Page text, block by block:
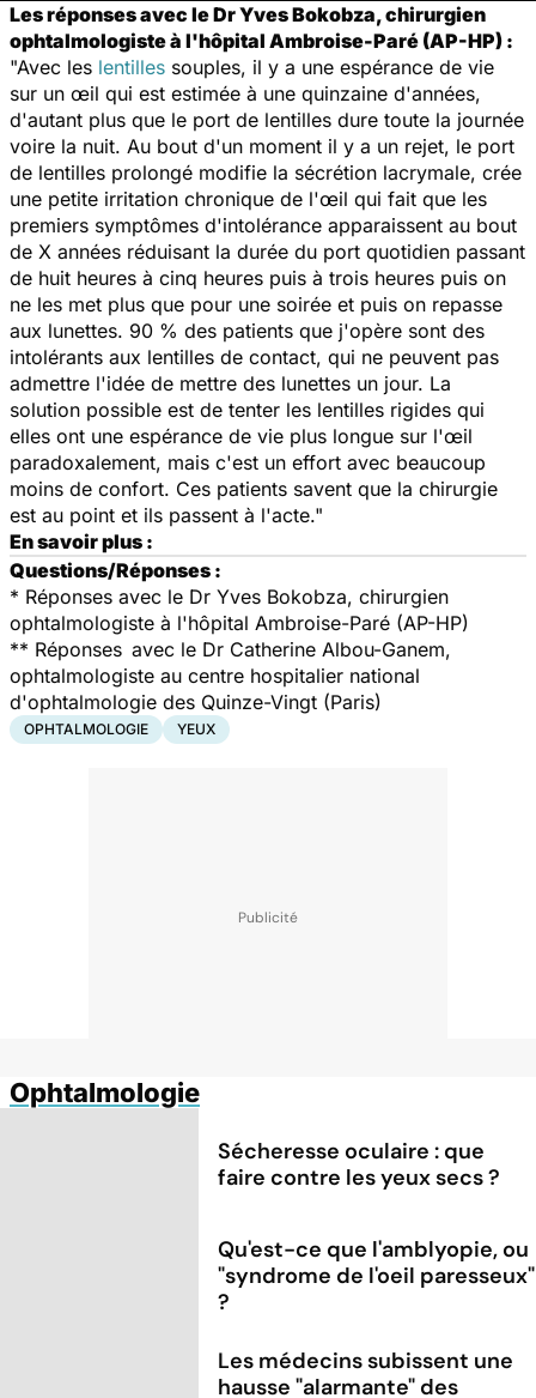
Les réponses avec le Dr Yves Bokobza, chirurgien
ophtalmologiste à l'hôpital Ambroise-Paré (AP-HP) :
"Avec les lentilles souples, il y a une espérance de vie
sur un œil qui est estimée à une quinzaine d'années,
d'autant plus que le port de lentilles dure toute la journée
voire la nuit. Au bout d'un moment il y a un rejet, le port
de lentilles prolongé modifie la sécrétion lacrymale, crée
une petite irritation chronique de l'œil qui fait que les
premiers symptômes d'intolérance apparaissent au bout
de X années réduisant la durée du port quotidien passant
de huit heures à cinq heures puis à trois heures puis on
ne les met plus que pour une soirée et puis on repasse
aux lunettes. 90 % des patients que j'opère sont des
intolérants aux lentilles de contact, qui ne peuvent pas
admettre l'idée de mettre des lunettes un jour. La
solution possible est de tenter les lentilles rigides qui
elles ont une espérance de vie plus longue sur l'œil
paradoxalement, mais c'est un effort avec beaucoup
moins de confort. Ces patients savent que la chirurgie
est au point et ils passent à l'acte."
En savoir plus :
Questions/Réponses :
* Réponses avec le Dr Yves Bokobza, chirurgien
ophtalmologiste à l'hôpital Ambroise-Paré (AP-HP)
** Réponses avec le Dr Catherine Albou-Ganem,
ophtalmologiste au centre hospitalier national
d'ophtalmologie des Quinze-Vingt (Paris)
OPHTALMOLOGIE YEUX
Ophtalmologie
Sécheresse oculaire : que
faire contre les yeux secs ?
Qu'est-ce que l'amblyopie, ou
"syndrome de l'oeil paresseux"
?
Les médecins subissent une
hausse "alarmante" des